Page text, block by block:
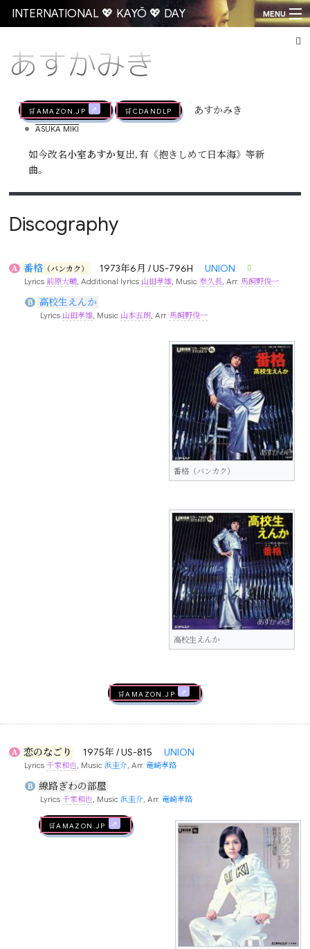
INTERNATIONAL 💖 KAYŌ 💖 DAY MENU
あすかみき
🛒AMAZON.jp 🛒CDandLP あすかみき
• ASUKA MIKI
如今改名小室あすか复出, 有《抱きしめて日本海》等新
曲。
Discography
A 番格 （バンカク） 1973年6月 / US-796H UNION
Lyrics前原大輔 , Additional lyrics 山田孝雄 , Music泰久長 , Arr. 馬飼野俊一
B 高校生えんか
Lyrics 山田孝雄, Music 山本五朗, Arr. 馬飼野俊一
番格（バンカク）
高校生えんか
🛒AMAZON.jp
A 恋のなごり 1975年 / US-815 UNION
Lyrics千家和也, Music浜圭介, Arr.竜崎孝路
B 線路ぎわの部屋
Lyrics 千家和也, Music 浜圭介, Arr. 竜崎孝路
🛒AMAZON.jp